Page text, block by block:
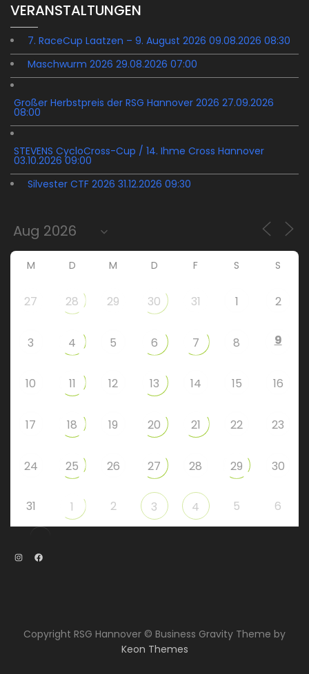
VERANSTALTUNGEN
7. RaceCup Laatzen – 9. August 2026 09.08.2026 08:30
Maschwurm 2026 29.08.2026 07:00
Großer Herbstpreis der RSG Hannover 2026 27.09.2026
08:00
STEVENS CycloCross-Cup / 14. Ihme Cross Hannover
03.10.2026 09:00
Silvester CTF 2026 31.12.2026 09:30
M D M D F S S
27 28 29 30 31 1 2
3 4 5 6 7 8 9
10 11 12 13 14 15 16
17 18 19 20 21 22 23
24 25 26 27 28 29 30
31 1 2 3 4 5 6
Copyright RSG Hannover © Business Gravity Theme by
Keon Themes